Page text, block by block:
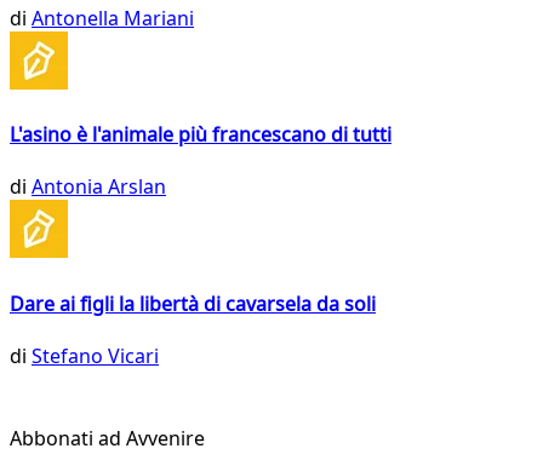
di Antonella Mariani
L'asino è l'animale più francescano di tutti
di Antonia Arslan
Dare ai figli la libertà di cavarsela da soli
di Stefano Vicari
Abbonati ad Avvenire